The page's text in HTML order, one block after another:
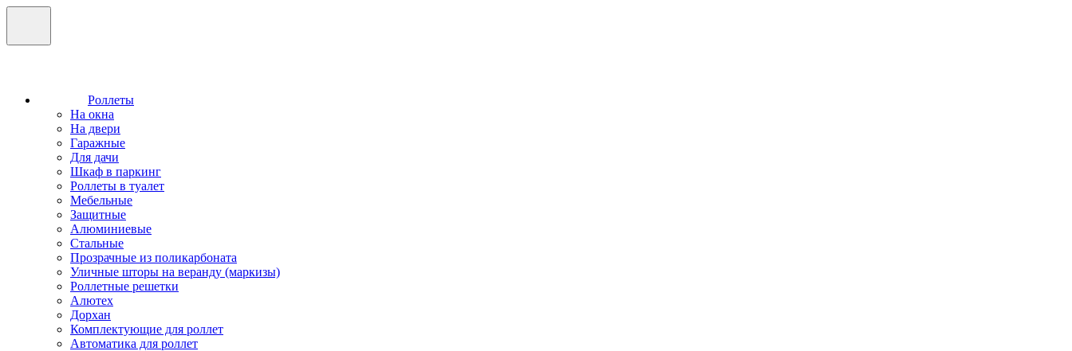
Роллеты
На окна
На двери
Гаражные
Для дачи
Шкаф в паркинг
Роллеты в туалет
Мебельные
Защитные
Алюминиевые
Стальные
Прозрачные из поликарбоната
Уличные шторы на веранду (маркизы)
Роллетные решетки
Алютех
Дорхан
Комплектующие для роллет
Автоматика для роллет